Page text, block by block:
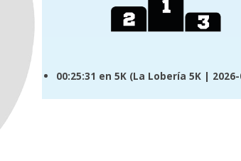
00:25:31 en 5K (La Lobería 5K |